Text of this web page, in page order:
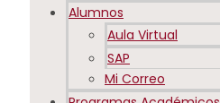
Alumnos
Aula Virtual
SAP
Mi Correo